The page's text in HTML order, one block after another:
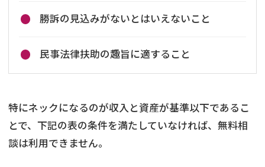
勝訴の見込みがないとはいえないこと
民事法律扶助の趣旨に適すること
特にネックになるのが収入と資産が基準以下であるこ
とで、下記の表の条件を満たしていなければ、無料相
談は利用できません。